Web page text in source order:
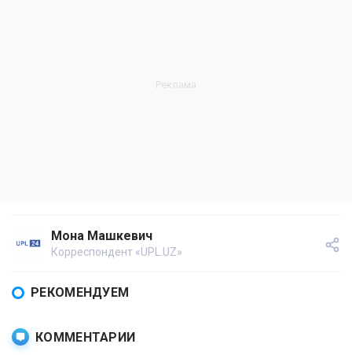
Мона Машкевич
Корреспондент «UPL.UZ»
РЕКОМЕНДУЕМ
КОММЕНТАРИИ